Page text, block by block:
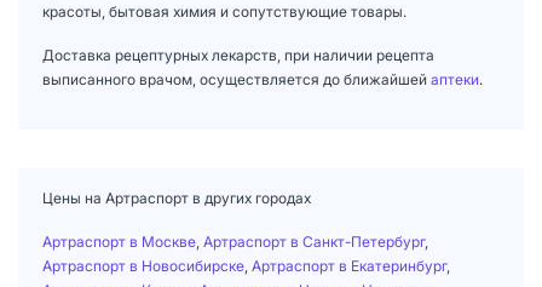
красоты, бытовая химия и сопутствующие товары.
Доставка рецептурных лекарств, при наличии рецепта
выписанного врачом, осуществляется до ближайшей аптеки.
Цены на Артраспорт в других городах
Артраспорт в Москве Артраспорт в Санкт-Петербург,
Артраспорт в Новосибирске Артраспорт в Екатеринбург,